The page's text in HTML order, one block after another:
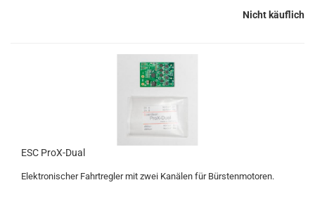
Nicht käuflich
ESC ProX-Dual
Elektronischer Fahrtregler mit zwei Kanälen für Bürstenmotoren.